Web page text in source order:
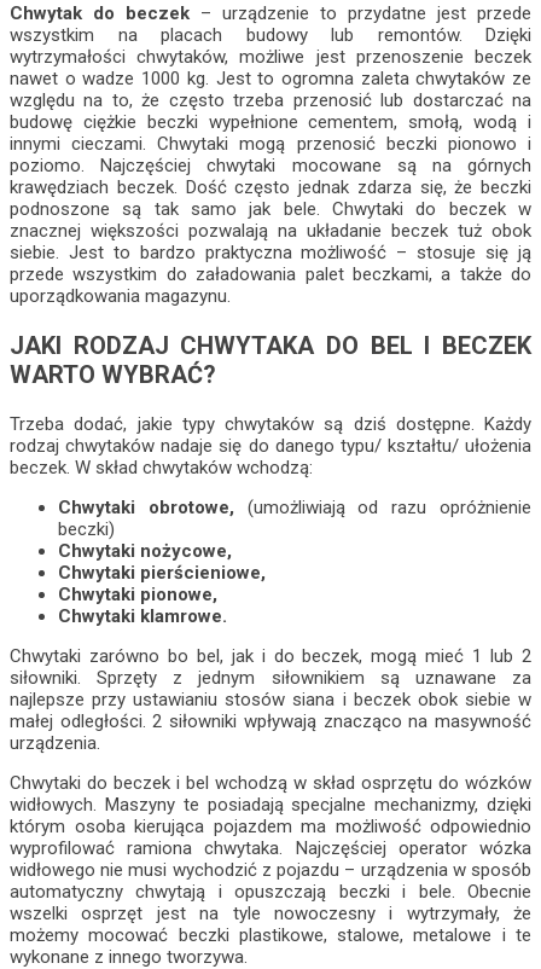
Chwytak do beczek – urządzenie to przydatne jest przede
wszystkim na placach budowy lub remontów. Dzięki
wytrzymałości chwytaków, możliwe jest przenoszenie beczek
nawet o wadze 1000 kg. Jest to ogromna zaleta chwytaków ze
względu na to, że często trzeba przenosić lub dostarczać na
budowę ciężkie beczki wypełnione cementem, smołą, wodą i
innymi cieczami. Chwytaki mogą przenosić beczki pionowo i
poziomo. Najczęściej chwytaki mocowane są na górnych
krawędziach beczek. Dość często jednak zdarza się, że beczki
podnoszone są tak samo jak bele. Chwytaki do beczek w
znacznej większości pozwalają na układanie beczek tuż obok
siebie. Jest to bardzo praktyczna możliwość – stosuje się ją
przede wszystkim do załadowania palet beczkami, a także do
uporządkowania magazynu.
JAKI RODZAJ CHWYTAKA DO BEL I BECZEK
WARTO WYBRAĆ?
Trzeba dodać, jakie typy chwytaków są dziś dostępne. Każdy
rodzaj chwytaków nadaje się do danego typu/ kształtu/ ułożenia
beczek. W skład chwytaków wchodzą:
Chwytaki obrotowe, (umożliwiają od razu opróżnienie
beczki)
Chwytaki nożycowe,
Chwytaki pierścieniowe,
Chwytaki pionowe,
Chwytaki klamrowe.
Chwytaki zarówno bo bel, jak i do beczek, mogą mieć 1 lub 2
siłowniki. Sprzęty z jednym siłownikiem są uznawane za
najlepsze przy ustawianiu stosów siana i beczek obok siebie w
małej odległości. 2 siłowniki wpływają znacząco na masywność
urządzenia.
Chwytaki do beczek i bel wchodzą w skład osprzętu do wózków
widłowych. Maszyny te posiadają specjalne mechanizmy, dzięki
którym osoba kierująca pojazdem ma możliwość odpowiednio
wyprofilować ramiona chwytaka. Najczęściej operator wózka
widłowego nie musi wychodzić z pojazdu – urządzenia w sposób
automatyczny chwytają i opuszczają beczki i bele. Obecnie
wszelki osprzęt jest na tyle nowoczesny i wytrzymały, że
możemy mocować beczki plastikowe, stalowe, metalowe i te
wykonane z innego tworzywa.